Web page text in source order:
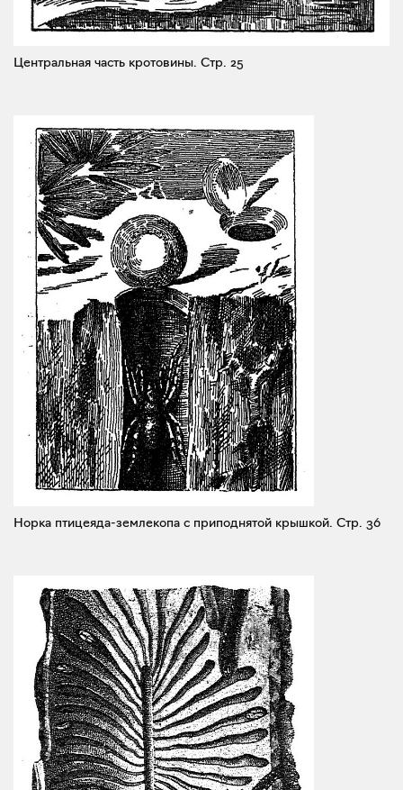
Центральная часть кротовины. Стр. 25
Норка птицеяда-землекопа с приподнятой крышкой. Стр. 36